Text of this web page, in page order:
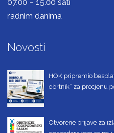
radnim danima
Novosti
HOK pripremio
obrtnik“ za procjenu
Otvorene prijave za